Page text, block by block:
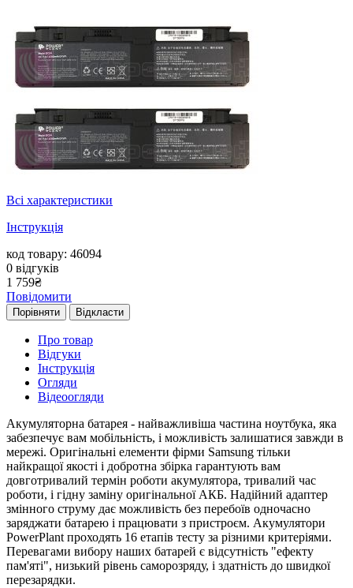
Всі характеристики
Інструкція
код товару: 46094
0 відгуків
1 759₴
Повідомити
Порівняти Відкласти
Про товар
Відгуки
Інструкція
Огляди
Відеоогляди
Акумуляторна батарея - найважливіша частина ноутбука, яка
забезпечує вам мобільність, і можливість залишатися завжди в
мережі. Оригінальні елементи фірми Samsung тільки
найкращої якості і добротна збірка гарантують вам
довготривалий термін роботи акумулятора, тривалий час
роботи, і гідну заміну оригінальної АКБ. Надійний адаптер
змінного струму дає можливість без перебоїв одночасно
заряджати батарею і працювати з пристроєм. Акумулятори
PowerPlant проходять 16 етапів тесту за різними критеріями.
Перевагами вибору наших батарей є відсутність "ефекту
пам'яті", низький рівень саморозряду, і здатність до швидкої
перезарядки.